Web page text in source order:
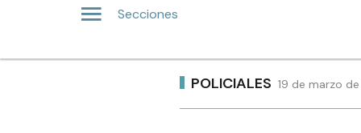
Secciones
POLICIALES 19 de marzo